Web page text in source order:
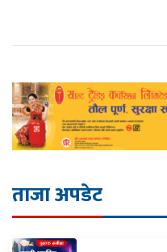
ताजा अपडेट